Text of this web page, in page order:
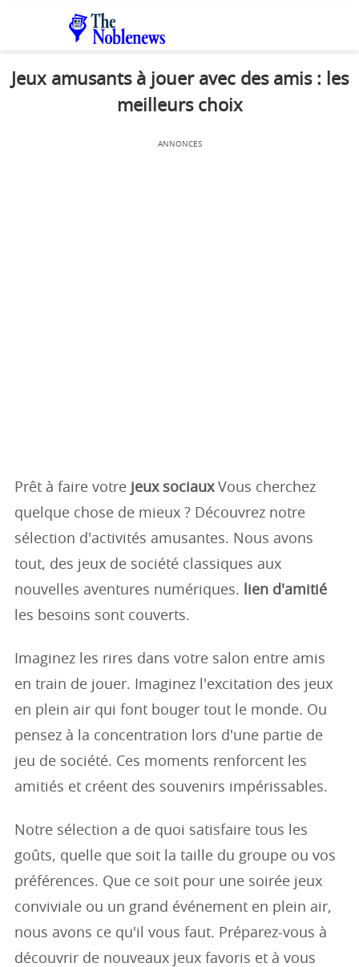
Jeux amusants à jouer avec des amis : les
meilleurs choix
ANNONCES
Prêt à faire votre jeux sociauxVous cherchez
quelque chose de mieux ? Découvrez notre
sélection d'activités amusantes. Nous avons
tout, des jeux de société classiques aux
nouvelles aventures numériques.
lien d'amitié
les besoins sont couverts.
Imaginez les rires dans votre salon entre amis
en train de jouer. Imaginez l'excitation des jeux
en plein air qui font bouger tout le monde. Ou
pensez à la concentration lors d'une partie de
jeu de société. Ces moments renforcent les
amitiés et créent des souvenirs impérissables.
Notre sélection a de quoi satisfaire tous les
goûts, quelle que soit la taille du groupe ou vos
préférences. Que ce soit pour une soirée jeux
conviviale ou un grand événement en plein air,
nous avons ce qu'il vous faut. Préparez-vous à
découvrir de nouveaux jeux favoris et à vous